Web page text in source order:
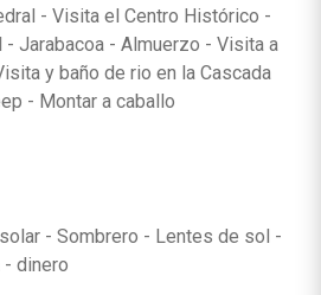
- Visita el Centro Histórico -
Jarabacoa - Almuerzo - Visita a
y baño de rio en la Cascada
- Montar a caballo
- Sombrero - Lentes de sol -
- dinero